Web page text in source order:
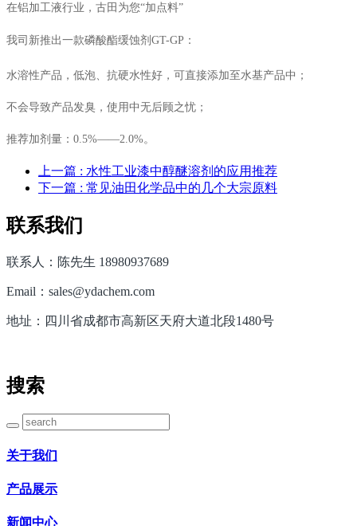
在铝加工液行业，古田为您“加点料”
我司新推出一款磷酸酯缓蚀剂GT-GP：
水溶性产品，低泡、抗硬水性好，可直接添加至水基产品中；
不会导致产品发臭，使用中无后顾之忧；
推荐加剂量：0.5%——2.0%。
上一篇 : 水性工业漆中醇醚溶剂的应用推荐
下一篇 : 常见油田化学品中的几个大宗原料
联系我们
联系人：陈先生 18980937689
Email：sales@ydachem.com
地址：四川省成都市高新区天府大道北段1480号
搜索
关于我们
产品展示
新闻中心